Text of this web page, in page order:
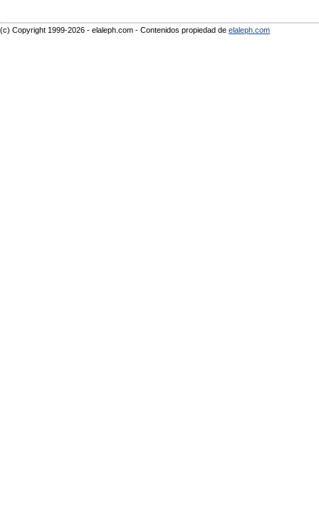
(c) Copyright 1999-2026 - elaleph.com - Contenidos propiedad de elaleph.com